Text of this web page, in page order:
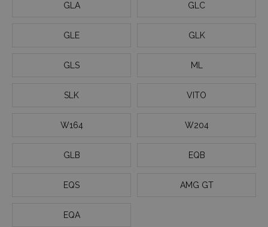
GLA GLC
GLE GLK
GLS ML
SLK VITO
W164 W204
GLB EQB
EQS AMG GT
EQA